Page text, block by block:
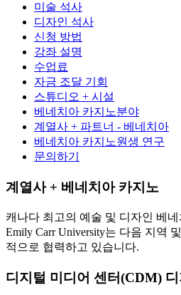
미술 석사
디자인 석사
신청 방법
강좌 설명
수업료
자금 조달 기회
스튜디오 + 시설
베네치아 카지노분야
계열사 + 파트너 - 베네치아
베네치아 카지노원생 연구
문의하기
계열사 + 베네치아 카지노
캐나다 최고의 예술 및 디자인 베
Emily Carr University는 다음 지역
적으로 협력하고 있습니다.
디지털 미디어 센터(CDM)